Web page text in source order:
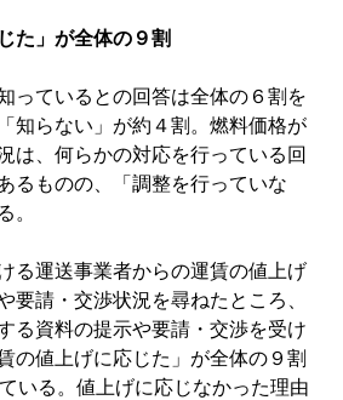
た」が全体の９割
っているとの回答は全体の６割を
知らない」が約４割。燃料価格が
は、何らかの対応を行っている回
るものの、「調整を行っていな
。
る運送事業者からの運賃の値上げ
要請・交渉状況を尋ねたところ、
る資料の提示や要請・交渉を受け
の値上げに応じた」が全体の９割
いる。値上げに応じなかった理由